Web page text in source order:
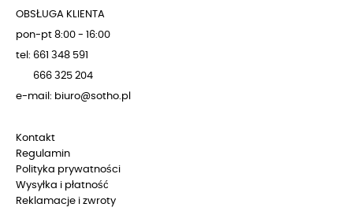
OBSŁUGA KLIENTA
pon-pt 8:00 - 16:00
tel: 661 348 591
666 325 204
e-mail: biuro@sotho.pl
Kontakt
Regulamin
Polityka prywatności
Wysyłka i płatność
Reklamacje i zwroty